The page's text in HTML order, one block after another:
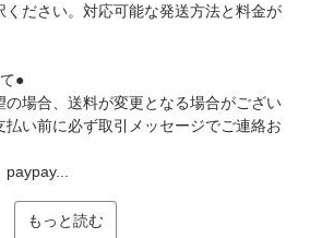
ください。対応可能な発送方法と料金が
●
の場合、送料が変更となる場合がござい
払い前に必ず取引メッセージでご連絡お
もっと読む